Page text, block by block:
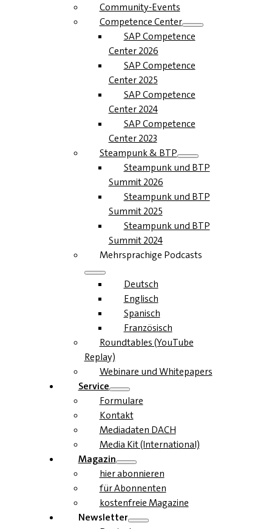
Community-Events
Competence Center
SAP Competence
Center 2026
SAP Competence
Center 2025
SAP Competence
Center 2024
SAP Competence
Center 2023
Steampunk & BTP
Steampunk und BTP
Summit 2026
Steampunk und BTP
Summit 2025
Steampunk und BTP
Summit 2024
Mehrsprachige Podcasts
Deutsch
Englisch
Spanisch
Französisch
Roundtables (YouTube
Replay)
Webinare und Whitepapers
Service
Formulare
Kontakt
Mediadaten DACH
Media Kit (International)
Magazin
hier abonnieren
für Abonnenten
kostenfreie Magazine
Newsletter